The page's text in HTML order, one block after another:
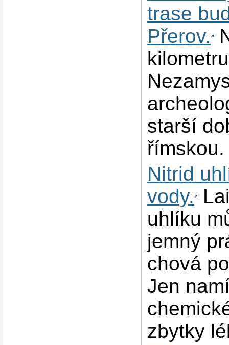
trase
Přerov.
starší
římskou.
Nitrid
vody.
uhlíku
jemný
chová
Jen
zbytky